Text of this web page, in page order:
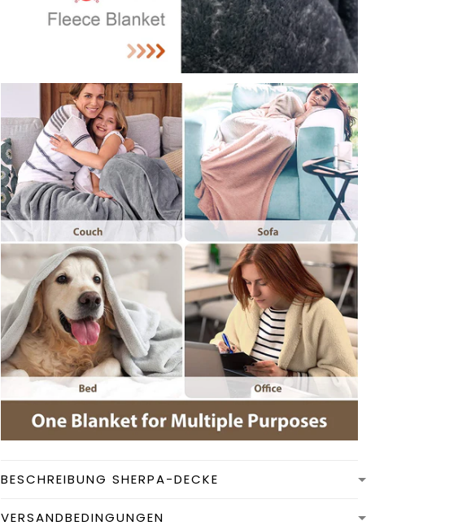
BESCHREIBUNG SHERPA-DECKE
VERSANDBEDINGUNGEN